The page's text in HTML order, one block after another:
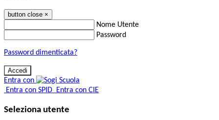
button close ×
Nome Utente
Password
Password dimenticata?
Entra con
Entra con SPID Entra con CIE
Seleziona utente